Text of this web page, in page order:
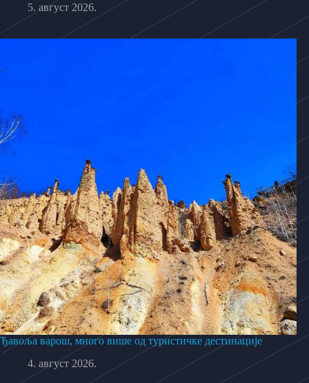
5. август 2026.
Ђавоља варош, много више од туристичке дестинације
4. август 2026.